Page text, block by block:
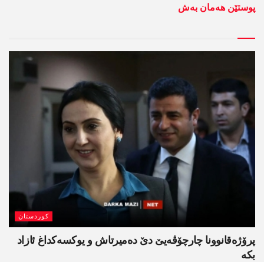
پوستێن ھەمان بەش
کوردستان
پرۆژەقانوونا چارچۆڤەیێ دێ دەمیرتاش و یوکسەکداغ ئازاد
بکە